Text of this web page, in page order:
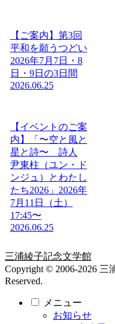
【ご案内】第3回
平和を願うつどい
2026年7月7日・8
日・9日の3日間
2026.06.25
【イベントのご案
内】「〜空と風と
星と詩〜 詩人
尹東柱（ユン・ド
ンジュ）とわたし
たち2026」2026年
7月11日（土）
17:45〜
2026.06.25
三浦綾子記念文学館
Copyright © 2006-2026
Reserved.
メニュー
お知らせ